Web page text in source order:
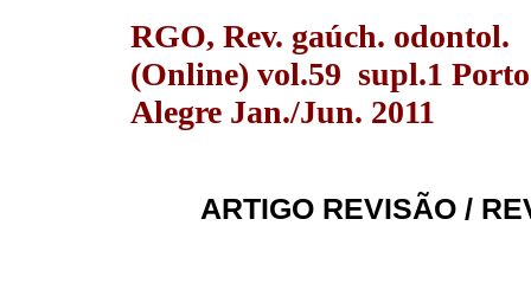
RGO, Rev. gaúch. odontol.
(Online) vol.59 supl.1 Porto
Alegre Jan./Jun. 2011
ARTIGO REVISÃO /